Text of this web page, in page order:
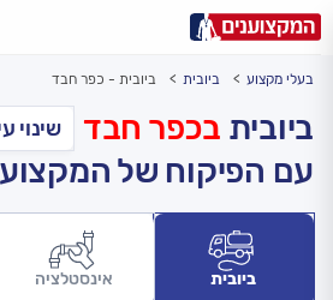
עירעיר: תל אביב, חיפה…
בעלי מקצוע ביובית ביובית - כפר חבד
ביובית בכפר חבד
עם הפיקוח של
ביובית אינסטלציה